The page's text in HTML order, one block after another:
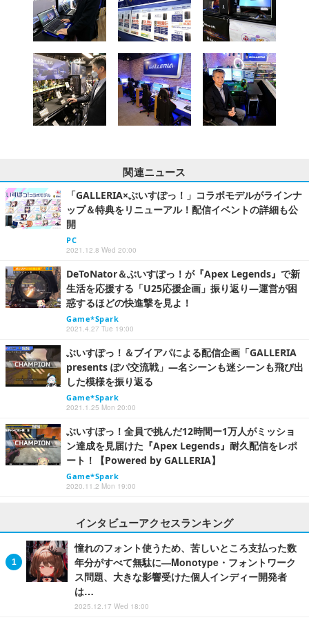
関連ニュース
「GALLERIA×ぶいすぽっ！」コラボモデルがラインナ
ップ＆特典をリニューアル！配信イベントの詳細も公
開
PC
2021.12.8 Wed 20:00
DeToNator＆ぶいすぽっ！が『Apex Legends』で新
生活を応援する「U25応援企画」振り返り―運営が困
惑するほどの快進撃を見よ！
Game*Spark
2021.4.27 Tue 19:00
ぶいすぽっ！＆ブイアパによる配信企画「GALLERIA
presents ぽパ交流戦」―名シーンも迷シーンも飛び出
した模様を振り返る
Game*Spark
2021.1.25 Mon 20:00
ぶいすぽっ！全員で挑んだ12時間ー1万人がミッショ
ン達成を見届けた『Apex Legends』耐久配信をレポ
ート！【Powered by GALLERIA】
Game*Spark
2020.11.2 Mon 19:00
インタビューアクセスランキング
憧れのフォント使うため、苦しいところ支払った数
年分がすべて無駄に―Monotype・フォントワーク
ス問題、大きな影響受けた個人インディー開発者
は…
2025.12.17 Wed 18:00